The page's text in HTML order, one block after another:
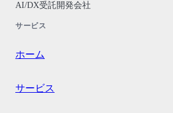
AI/DX受託開発会社
サービス
ホーム
サービス